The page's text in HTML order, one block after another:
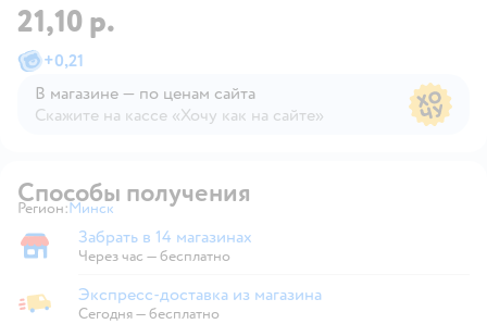
21,10 р.
+0,21
В магазине — по ценам сайта
Скажите на кассе «Хочу как на сайте»
Способы получения
Регион: Выбор адреса доставки.
Минск
Забрать в магазине
Забрать в 14 магазинах
Через час — бесплатно
Экспресс-доставка из магазина
Экспресс-доставка из магазина
Сегодня—бесплатно